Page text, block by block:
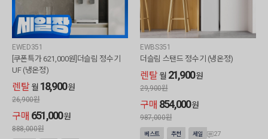
EWED351
[쿠폰특가 621,000원]더슬림 정수기
UF (냉온정)
렌탈 월 18,900원
26,900원
구매 651,000원
888,000원
EWBS351
더슬림 스탠드 정수기 (냉온정)
렌탈 월 21,900원
29,900원
구매 854,000원
987,000원
베스트 추천 세일 27